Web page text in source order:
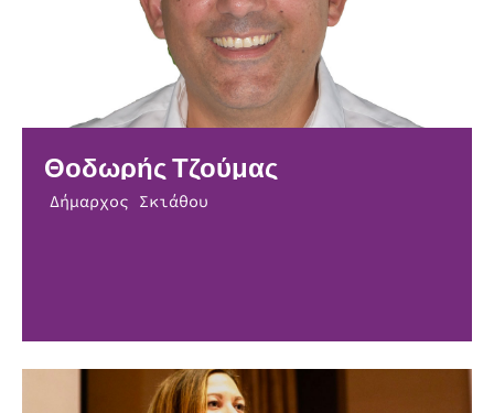
Θοδωρής Τζούμας
Δήμαρχος Σκιάθου